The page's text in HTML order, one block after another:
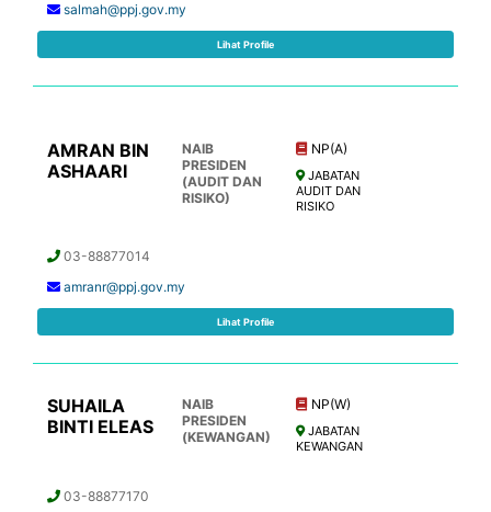
salmah@ppj.gov.my
Lihat Profile
AMRAN BIN
ASHAARI
NAIB
PRESIDEN
(AUDIT DAN
RISIKO)
NP(A)
JABATAN
AUDIT DAN
RISIKO
03-88877014
amranr@ppj.gov.my
Lihat Profile
SUHAILA
BINTI ELEAS
NAIB
PRESIDEN
(KEWANGAN)
NP(W)
JABATAN
KEWANGAN
03-88877170